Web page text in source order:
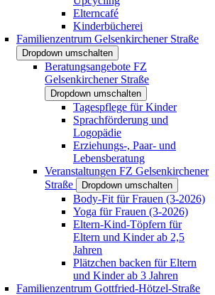
Elterncafé
Kinderbücherei
Familienzentrum Gelsenkirchener Straße
Dropdown umschalten
Beratungsangebote FZ
Gelsenkirchener Straße
Dropdown umschalten
Tagespflege für Kinder
Sprachförderung und
Logopädie
Erziehungs-, Paar- und
Lebensberatung
Veranstaltungen FZ Gelsenkirchener
Straße
Dropdown umschalten
Body-Fit für Frauen (3-2026)
Yoga für Frauen (3-2026)
Eltern-Kind-Töpfern für
Eltern und Kinder ab 2,5
Jahren
Plätzchen backen für Eltern
und Kinder ab 3 Jahren
Familienzentrum Gottfried-Hötzel-Straße